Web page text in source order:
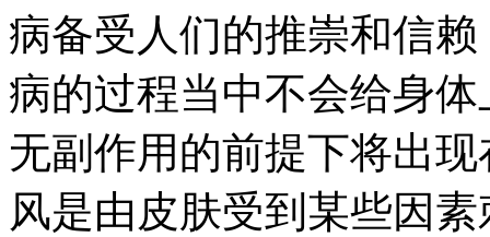
病备受人们的推崇和信
病的过程当中不会给身
无副作用的前提下将出
风是由皮肤受到某些因